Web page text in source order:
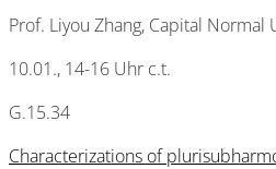
Prof. Liyou Zhang, Capital Normal
10.01., 14-16 Uhr c.t.
G.15.34
Characterizations of